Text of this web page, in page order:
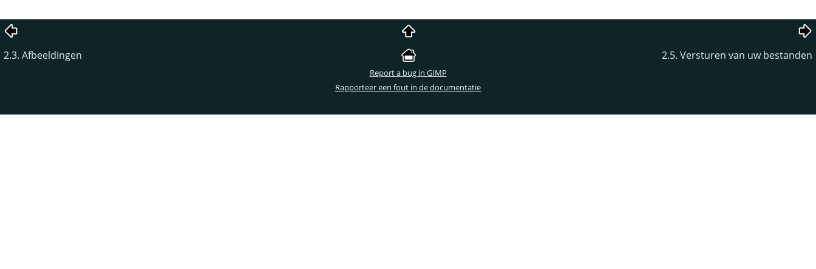
2.3. Afbeeldingen 2.5. Versturen van uw bestanden
Report a bug in GIMP
Rapporteer een fout in de documentatie